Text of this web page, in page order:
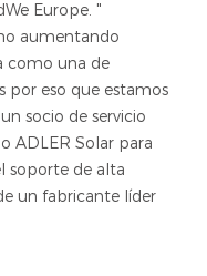
Europe. "
aumentando
como una de
por eso que estamos
socio de servicio
ADLER Solar para
soporte de alta
un fabricante líder